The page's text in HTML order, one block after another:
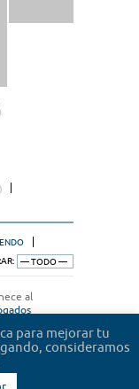
al
para mejorar tu
consideramos